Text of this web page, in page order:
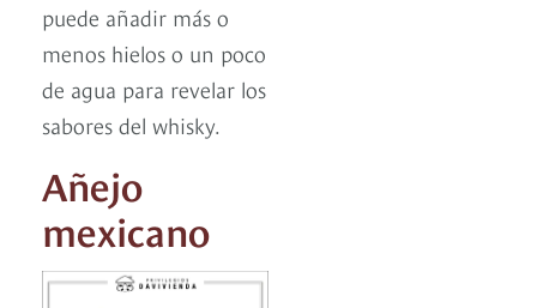
puede añadir más o
menos hielos o un poco
de agua para revelar los
sabores del whisky.
Añejo
mexicano